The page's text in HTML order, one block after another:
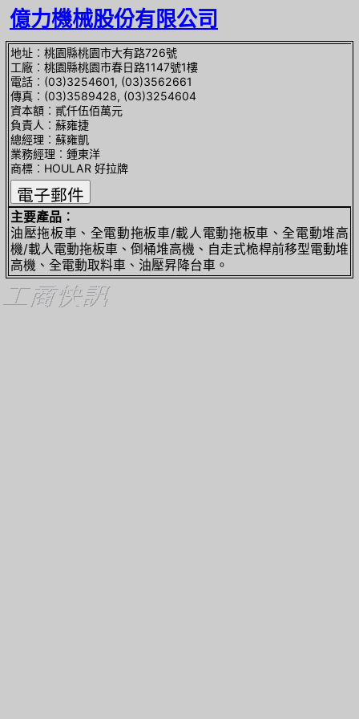
億力機械股份有限公司
地址︰桃園縣桃園市大有路726號
工廠︰桃園縣桃園市春日路1147號1樓
電話︰(03)3254601, (03)3562661
傳真︰(03)3589428, (03)3254604
資本額︰貳仟伍佰萬元
負責人︰蘇雍捷
總經理︰蘇雍凱
業務經理︰鍾東洋
商標︰HOULAR 好拉牌
主要產品︰
油壓拖板車、全電動拖板車/載人電動拖板車、全電動堆高
機/載人電動拖板車、倒桶堆高機、自走式桅桿前移型電動堆
高機、全電動取料車、油壓昇降台車。